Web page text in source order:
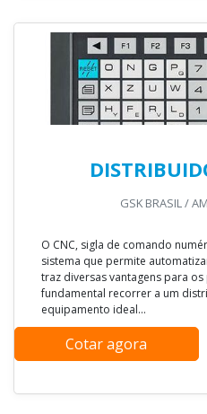
GSK BRASIL /
O CNC, sigla de comando
sistema que permite
traz diversas vantagens para
fundamental recorrer a um
equipamento ideal...
Cotar agora